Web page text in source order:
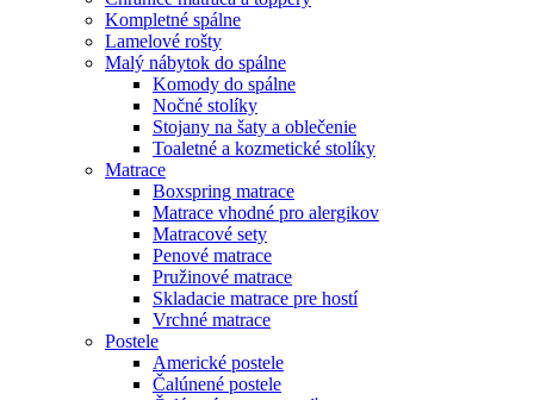
Kompletné spálne
Lamelové rošty
Malý nábytok do spálne
Komody do spálne
Nočné stolíky
Stojany na šaty a oblečenie
Toaletné a kozmetické stolíky
Matrace
Boxspring matrace
Matrace vhodné pro alergikov
Matracové sety
Penové matrace
Pružinové matrace
Skladacie matrace pre hostí
Vrchné matrace
Postele
Americké postele
Čalúnené postele